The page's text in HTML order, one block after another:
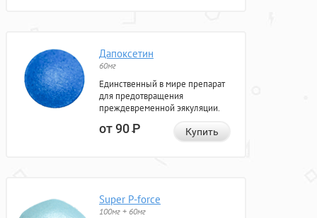
Дапоксетин
60мг
Единственный в мире препарат
для предотвращения
преждевременной эякуляции.
от 90Р Купить
Super P-force
100мг + 60мг